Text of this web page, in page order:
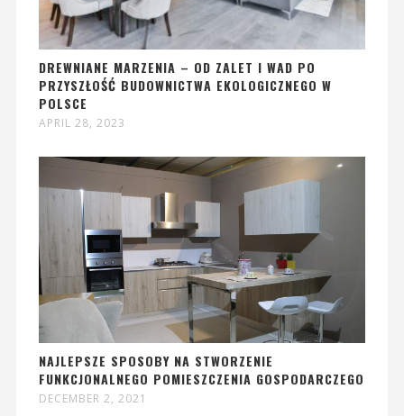
DREWNIANE MARZENIA – OD ZALET I WAD PO
PRZYSZŁOŚĆ BUDOWNICTWA EKOLOGICZNEGO W
POLSCE
APRIL 28, 2023
NAJLEPSZE SPOSOBY NA STWORZENIE
FUNKCJONALNEGO POMIESZCZENIA GOSPODARCZEGO
DECEMBER 2, 2021